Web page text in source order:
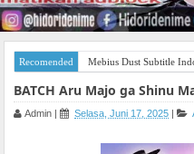
Recomended Mebius Dust Subtitle
BATCH Aru Majo ga Shinu
Admin | Selasa, Juni 17, 2025 |